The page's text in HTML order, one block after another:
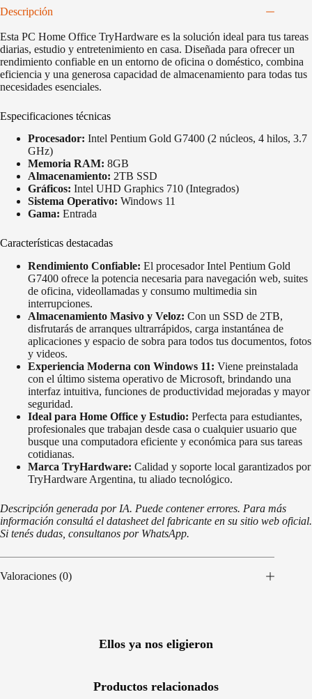
Descripción
Esta PC Home Office TryHardware es la solución ideal para tus tareas
diarias, estudio y entretenimiento en casa. Diseñada para ofrecer un
rendimiento confiable en un entorno de oficina o doméstico, combina
eficiencia y una generosa capacidad de almacenamiento para todas tus
necesidades esenciales.
Especificaciones técnicas
Procesador: Intel Pentium Gold G7400 (2 núcleos, 4 hilos, 3.7
GHz)
Memoria RAM: 8GB
Almacenamiento: 2TB SSD
Gráficos: Intel UHD Graphics 710 (Integrados)
Sistema Operativo: Windows 11
Gama: Entrada
Características destacadas
Rendimiento Confiable: El procesador Intel Pentium Gold
G7400 ofrece la potencia necesaria para navegación web, suites
de oficina, videollamadas y consumo multimedia sin
interrupciones.
Almacenamiento Masivo y Veloz: Con un SSD de 2TB,
disfrutarás de arranques ultrarrápidos, carga instantánea de
aplicaciones y espacio de sobra para todos tus documentos, fotos
y videos.
Experiencia Moderna con Windows 11: Viene preinstalada
con el último sistema operativo de Microsoft, brindando una
interfaz intuitiva, funciones de productividad mejoradas y mayor
seguridad.
Ideal para Home Office y Estudio: Perfecta para estudiantes,
profesionales que trabajan desde casa o cualquier usuario que
busque una computadora eficiente y económica para sus tareas
cotidianas.
Marca TryHardware: Calidad y soporte local garantizados por
TryHardware Argentina, tu aliado tecnológico.
Descripción generada por IA. Puede contener errores. Para más
información consultá el datasheet del fabricante en su sitio web oficial.
Si tenés dudas, consultanos por WhatsApp.
Valoraciones (0)
Ellos ya nos eligieron
Productos relacionados